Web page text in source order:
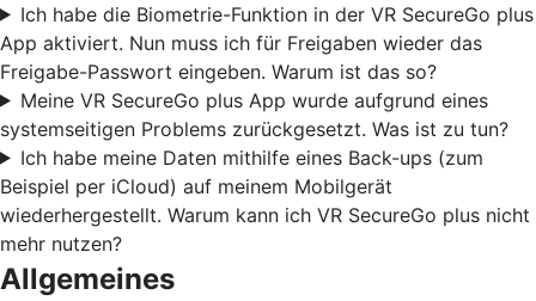
Ich habe die Biometrie-Funktion in der VR SecureGo plus
App aktiviert. Nun muss ich für Freigaben wieder das
Freigabe-Passwort eingeben. Warum ist das so?
Meine VR SecureGo plus App wurde aufgrund eines
systemseitigen Problems zurückgesetzt. Was ist zu tun?
Ich habe meine Daten mithilfe eines Back-ups (zum
Beispiel per iCloud) auf meinem Mobilgerät
wiederhergestellt. Warum kann ich VR SecureGo plus nicht
mehr nutzen?
Allgemeines